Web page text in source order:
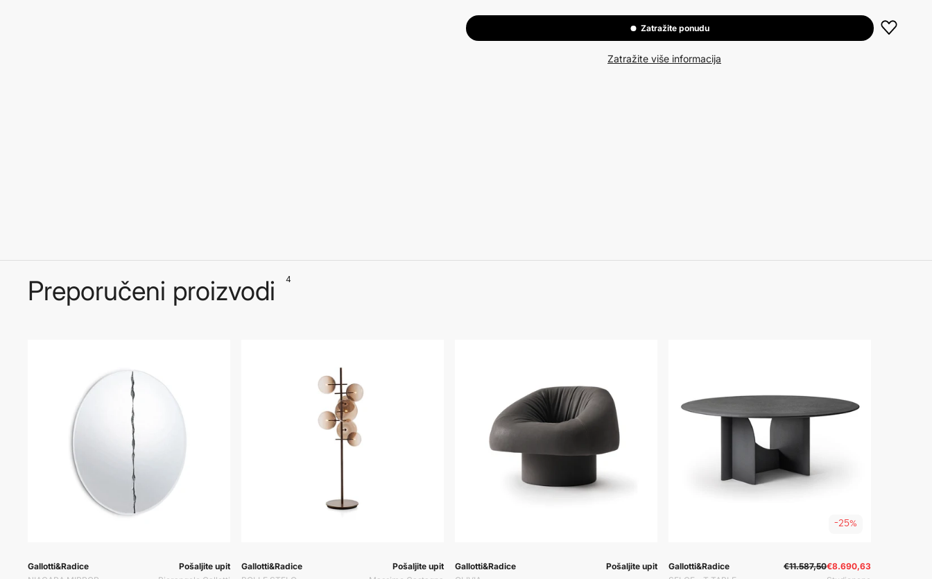
Zatražite ponudu
Zatražite više informacija
Preporučeni proizvodi 4
Prodavač:
Gallotti&Radice
Prodavač:
Pošaljite upit
Prodavač:
Gallotti&Radice
Prodavač:
Pošaljite upit
Prodavač:
Gallotti&Radice
Prodavač:
Pošaljite upit
-25%
Prodavač:
Gallotti&Radice
Prodavač:
€11.587,50€8.690,63